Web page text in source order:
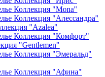
Коллекция "Mona"
Коллекция "Алессандра"
"Azalea"
Коллекция "Комфорт"
"Gentlemen"
Коллекция "Эмеральд"
Коллекция "Афина"